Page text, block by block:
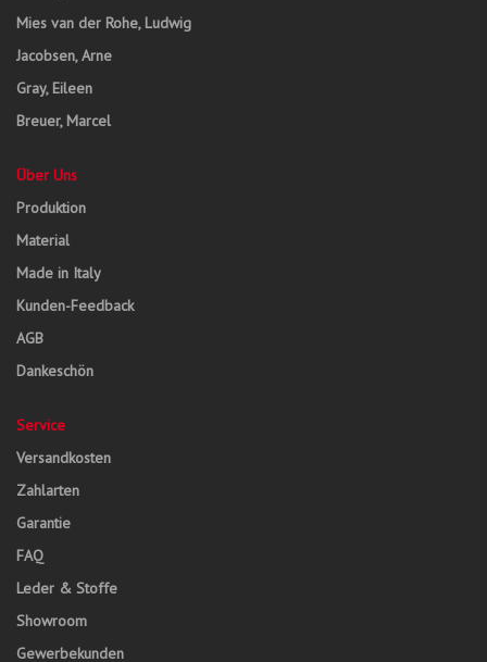
Mies van der Rohe, Ludwig
Jacobsen, Arne
Gray, Eileen
Breuer, Marcel
Über Uns
Produktion
Material
Made in Italy
Kunden-Feedback
AGB
Dankeschön
Service
Versandkosten
Zahlarten
Garantie
FAQ
Leder & Stoffe
Showroom
Gewerbekunden